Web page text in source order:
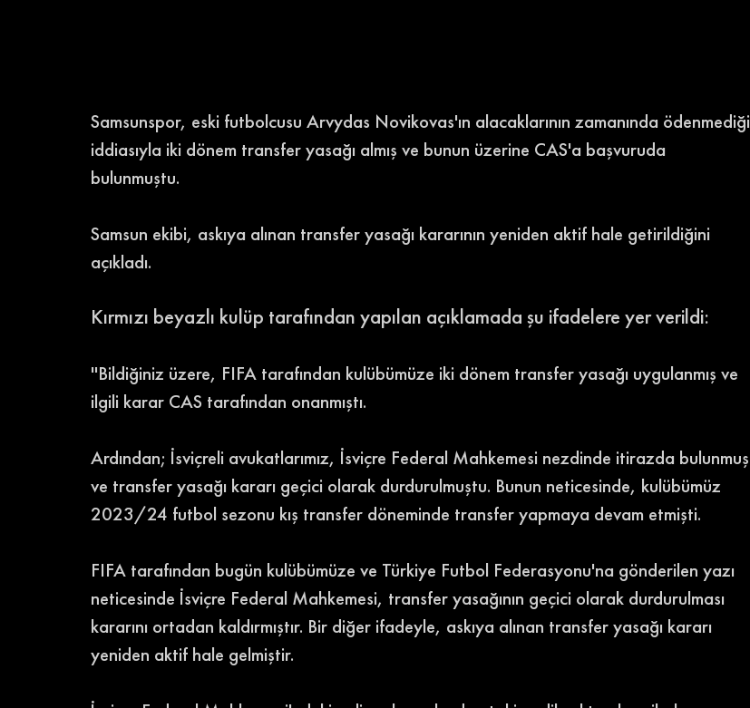
Samsunspor, eski futbolcusu Arvydas Novikovas'ın alacaklarının zamanında ödenmediği
iddiasıyla iki dönem transfer yasağı almış ve bunun üzerine CAS'a başvuruda
bulunmuştu.
Samsun ekibi, askıya alınan transfer yasağı kararının yeniden aktif hale getirildiğini
açıkladı.
Kırmızı beyazlı kulüp tarafından yapılan açıklamada şu ifadelere yer verildi:
''Bildiğiniz üzere, FIFA tarafından kulübümüze iki dönem transfer yasağı uygulanmış ve
ilgili karar CAS tarafından onanmıştı.
Ardından; İsviçreli avukatlarımız, İsviçre Federal Mahkemesi nezdinde itirazda bulunmuş
ve transfer yasağı kararı geçici olarak durdurulmuştu. Bunun neticesinde, kulübümüz
2023/24 futbol sezonu kış transfer döneminde transfer yapmaya devam etmişti.
FIFA tarafından bugün kulübümüze ve Türkiye Futbol Federasyonu'na gönderilen yazı
neticesinde İsviçre Federal Mahkemesi, transfer yasağının geçici olarak durdurulması
kararını ortadan kaldırmıştır. Bir diğer ifadeyle, askıya alınan transfer yasağı kararı
yeniden aktif hale gelmiştir.